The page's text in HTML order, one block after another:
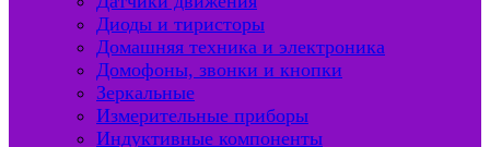
Диоды и тиристоры
Домашняя техника и электроника
Домофоны, звонки и кнопки
Зеркальные
Измерительные приборы
Индуктивные компоненты